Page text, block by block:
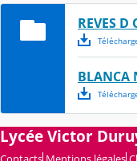
REVES D
BLANCA
Lycée Victor